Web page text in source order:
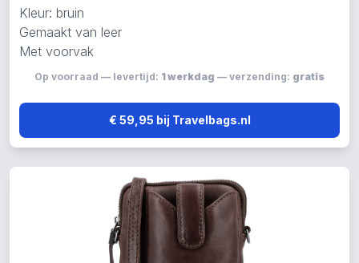
Kleur: bruin
Gemaakt van leer
Met voorvak
Op voorraad — levertijd: 1 werkdag — verzending: gratis
€ 59,95 bij Travelbags.nl